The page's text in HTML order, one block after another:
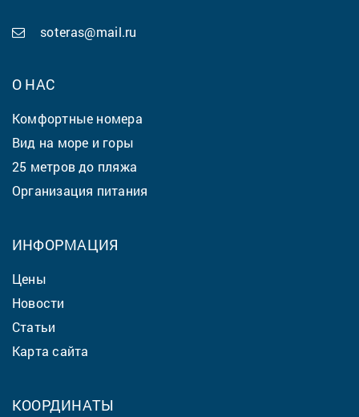
soteras@mail.ru
О НАС
Комфортные номера
Вид на море и горы
25 метров до пляжа
Организация питания
ИНФОРМАЦИЯ
Цены
Новости
Статьи
Карта сайта
КООРДИНАТЫ